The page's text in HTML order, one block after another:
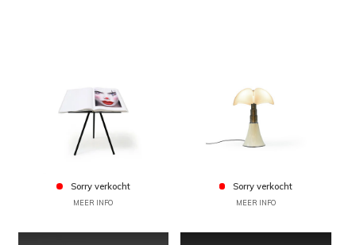
Sorry verkocht
MEER INFO
Sorry verkocht
MEER INFO